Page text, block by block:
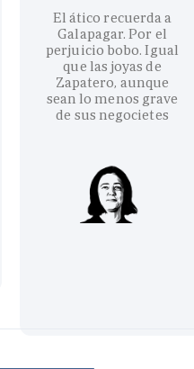
El ático recuerda a
Galapagar. Por el
perjuicio bobo. Igual
que las joyas de
Zapatero, aunque
sean lo menos grave
de sus negocietes